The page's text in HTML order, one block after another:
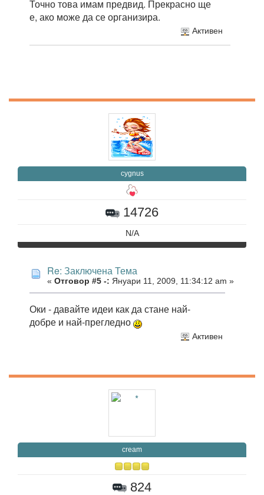
Точно това имам предвид. Прекрасно ще
е, ако може да се организира.
Активен
cygnus
14726
N/A
Re: Заключена Тема
« Отговор #5 -: Януари 11, 2009, 11:34:12 am »
Оки - давайте идеи как да стане най-
добре и най-прегледно
Активен
cream
824